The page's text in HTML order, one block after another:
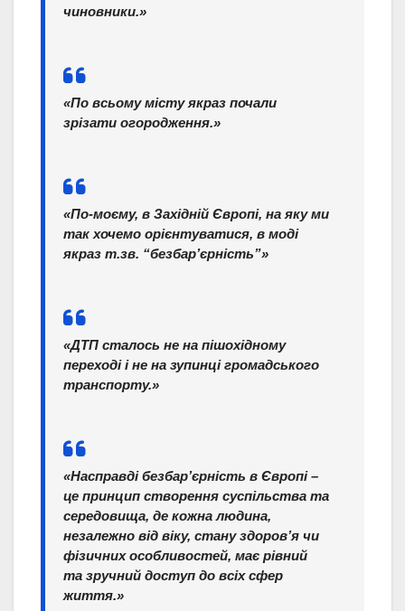
чиновники.»
«По всьому місту якраз почали
зрізати огородження.»
«По-моєму, в Західній Європі, на яку ми
так хочемо орієнтуватися, в моді
якраз т.зв. “безбар’єрність”»
«ДТП сталось не на пішохідному
переході і не на зупинці громадського
транспорту.»
«Насправді безбар’єрність в Європі –
це принцип створення суспільства та
середовища, де кожна людина,
незалежно від віку, стану здоров’я чи
фізичних особливостей, має рівний
та зручний доступ до всіх сфер
життя.»